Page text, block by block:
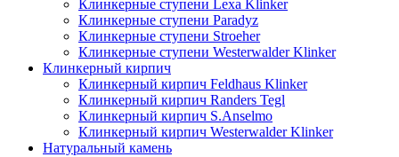
Клинкерные ступени Lexa Klinker
Клинкерные ступени Paradyz
Клинкерные ступени Stroeher
Клинкерные ступени Westerwalder Klinker
Клинкерный кирпич
Клинкерный кирпич Feldhaus Klinker
Клинкерный кирпич Randers Tegl
Клинкерный кирпич S.Anselmo
Клинкерный кирпич Westerwalder Klinker
Натуральный камень